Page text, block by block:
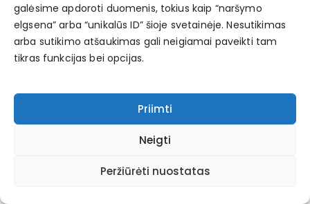
galėsime apdoroti duomenis, tokius kaip “naršymo
elgsena” arba “unikalūs ID” šioje svetainėje. Nesutikimas
arba sutikimo atšaukimas gali neigiamai paveikti tam
tikras funkcijas bei opcijas.
Priimti
Neigti
Peržiūrėti nuostatas